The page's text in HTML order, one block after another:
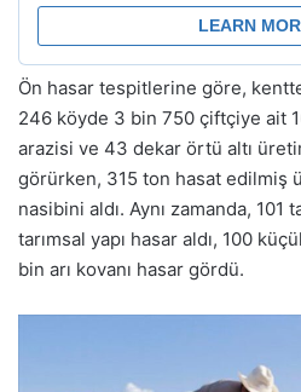
Ön hasar tespitlerine göre,
246 köyde 3 bin 750 çiftçiye ait
arazisi ve 43 dekar örtü altı
görürken, 315 ton hasat edilmiş
nasibini aldı. Aynı zamanda, 101
tarımsal yapı hasar aldı, 100
bin arı kovanı hasar gördü.